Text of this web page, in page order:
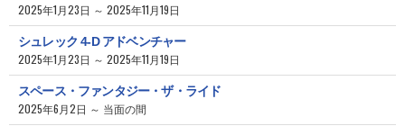
2025年1月23日 ～ 2025年11月19日
シュレック 4-D アドベンチャー
2025年1月23日 ～ 2025年11月19日
スペース・ファンタジー・ザ・ライド
2025年6月2日 ～ 当面の間